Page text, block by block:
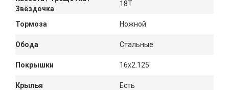
Звёздочка
18T
Тормоза Ножной
Обода Стальные
Покрышки 16x2.125
Крылья Есть